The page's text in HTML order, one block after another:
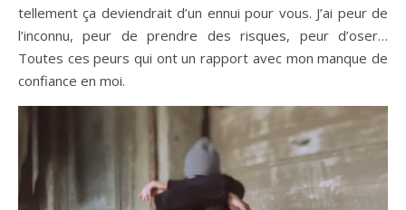
tellement ça deviendrait d’un ennui pour vous. J’ai peur de
l’inconnu, peur de prendre des risques, peur d’oser…
Toutes ces peurs qui ont un rapport avec mon manque de
confiance en moi.